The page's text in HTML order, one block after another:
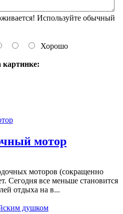
Используйте обычный
Хорошо
картинке:
мотор
моторов (сокращенно
Сегодня все меньше становится
отдыха на в...